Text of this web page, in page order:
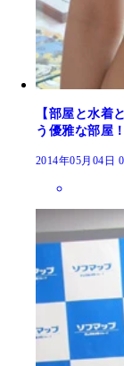
【部屋と水着
う優雅な部屋！
2014年05月04日